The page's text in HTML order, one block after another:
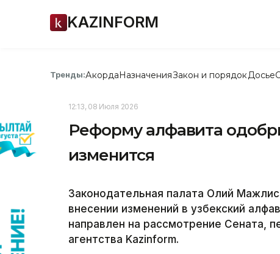
KAZINFORM
Тренды:АкордаНазначенияЗакон и порядок Досье
12:13, 08 Июля 2026
Реформу алфавита
изменится
Законодательная палата Олий
внесении изменений в узбекский
направлен на рассмотрение Сената,
агентства Kazinform.